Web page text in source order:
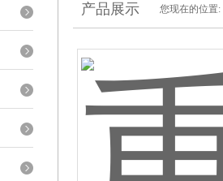
产品展示 您现在的位置: